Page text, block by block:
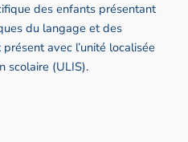
des enfants présentant
du langage et des
avec l’unité localisée
scolaire (ULIS).